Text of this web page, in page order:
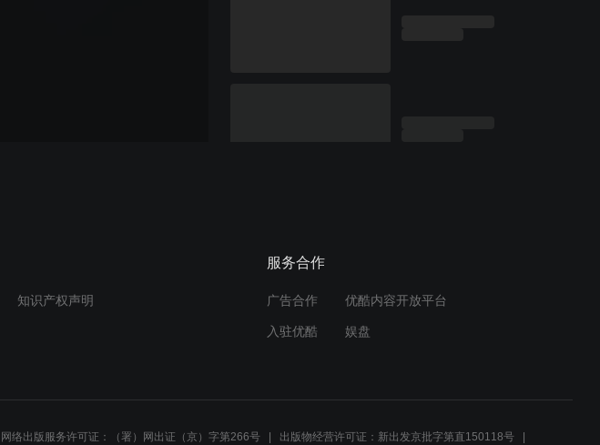
知识产权声明
服务合作
广告合作 优酷内容开放平台
入驻优酷 娱盘
网络出版服务许可证：（署）网出证（京）字第266号 出版物经营许可证：新出发京批字第直150118号